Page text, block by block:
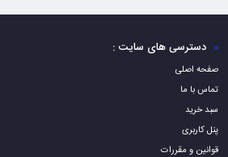
به
دسترسی های سایت :
صفحه اصلی
تماس با ما
سبد خرید
پنل کاربری
قوانین و مقررات